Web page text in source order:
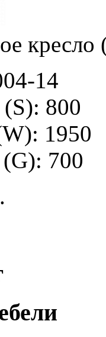
кресло
14
800
1950
700